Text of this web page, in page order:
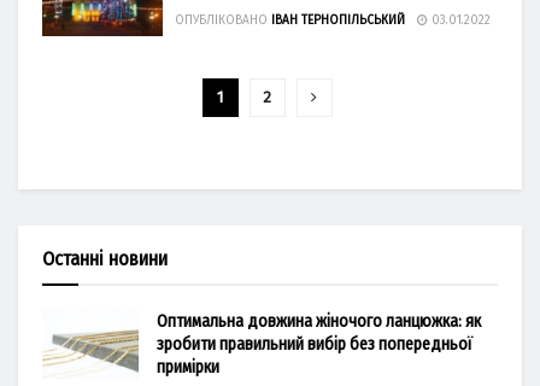
ОПУБЛІКОВАНО ІВАН ТЕРНОПІЛЬСЬКИЙ 03.01.2022
1 2
Останні новини
Оптимальна довжина жіночого ланцюжка: як
зробити правильний вибір без попередньої
примірки